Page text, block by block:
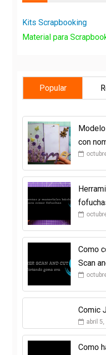
Kits Scrapbooking
Material para
Popular
con
Como
Scan
Comic
abril 5,
Como